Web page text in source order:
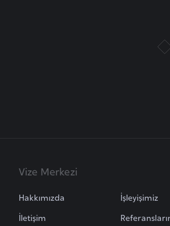
Vize Merkezi
Hakkımızda
İletişim
İşleyişimiz